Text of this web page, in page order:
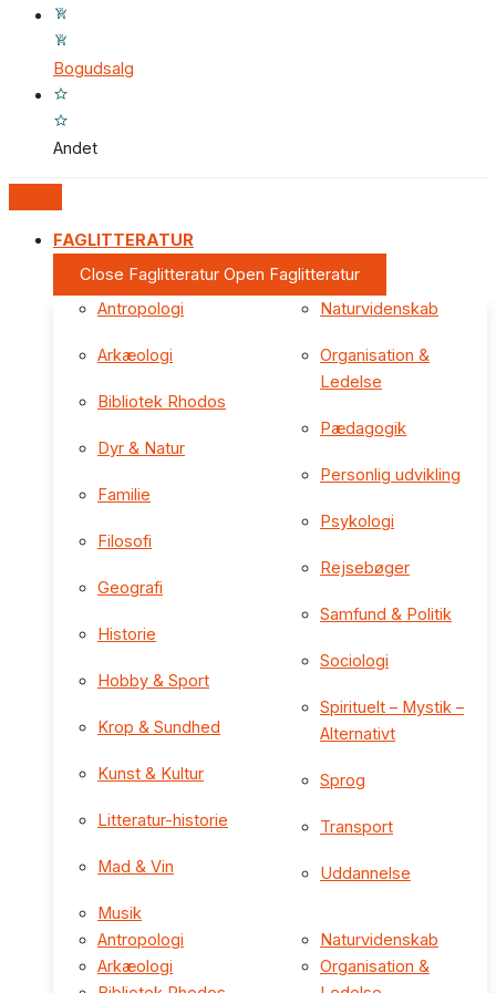
Bogudsalg
Andet
FAGLITTERATUR
Close Faglitteratur Open Faglitteratur
Antropologi
Arkæologi
Bibliotek Rhodos
Dyr & Natur
Familie
Filosofi
Geografi
Historie
Hobby & Sport
Krop & Sundhed
Kunst & Kultur
Litteratur-historie
Mad & Vin
Musik
Naturvidenskab
Organisation &
Ledelse
Pædagogik
Personlig udvikling
Psykologi
Rejsebøger
Samfund & Politik
Sociologi
Spirituelt – Mystik –
Alternativt
Sprog
Transport
Uddannelse
Antropologi
Arkæologi
Naturvidenskab
Organisation &